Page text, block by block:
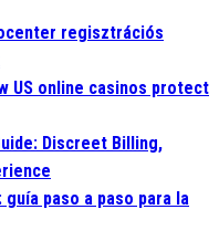
regisztrációs
US online casinos protect
Discreet Billing,
paso a paso para la